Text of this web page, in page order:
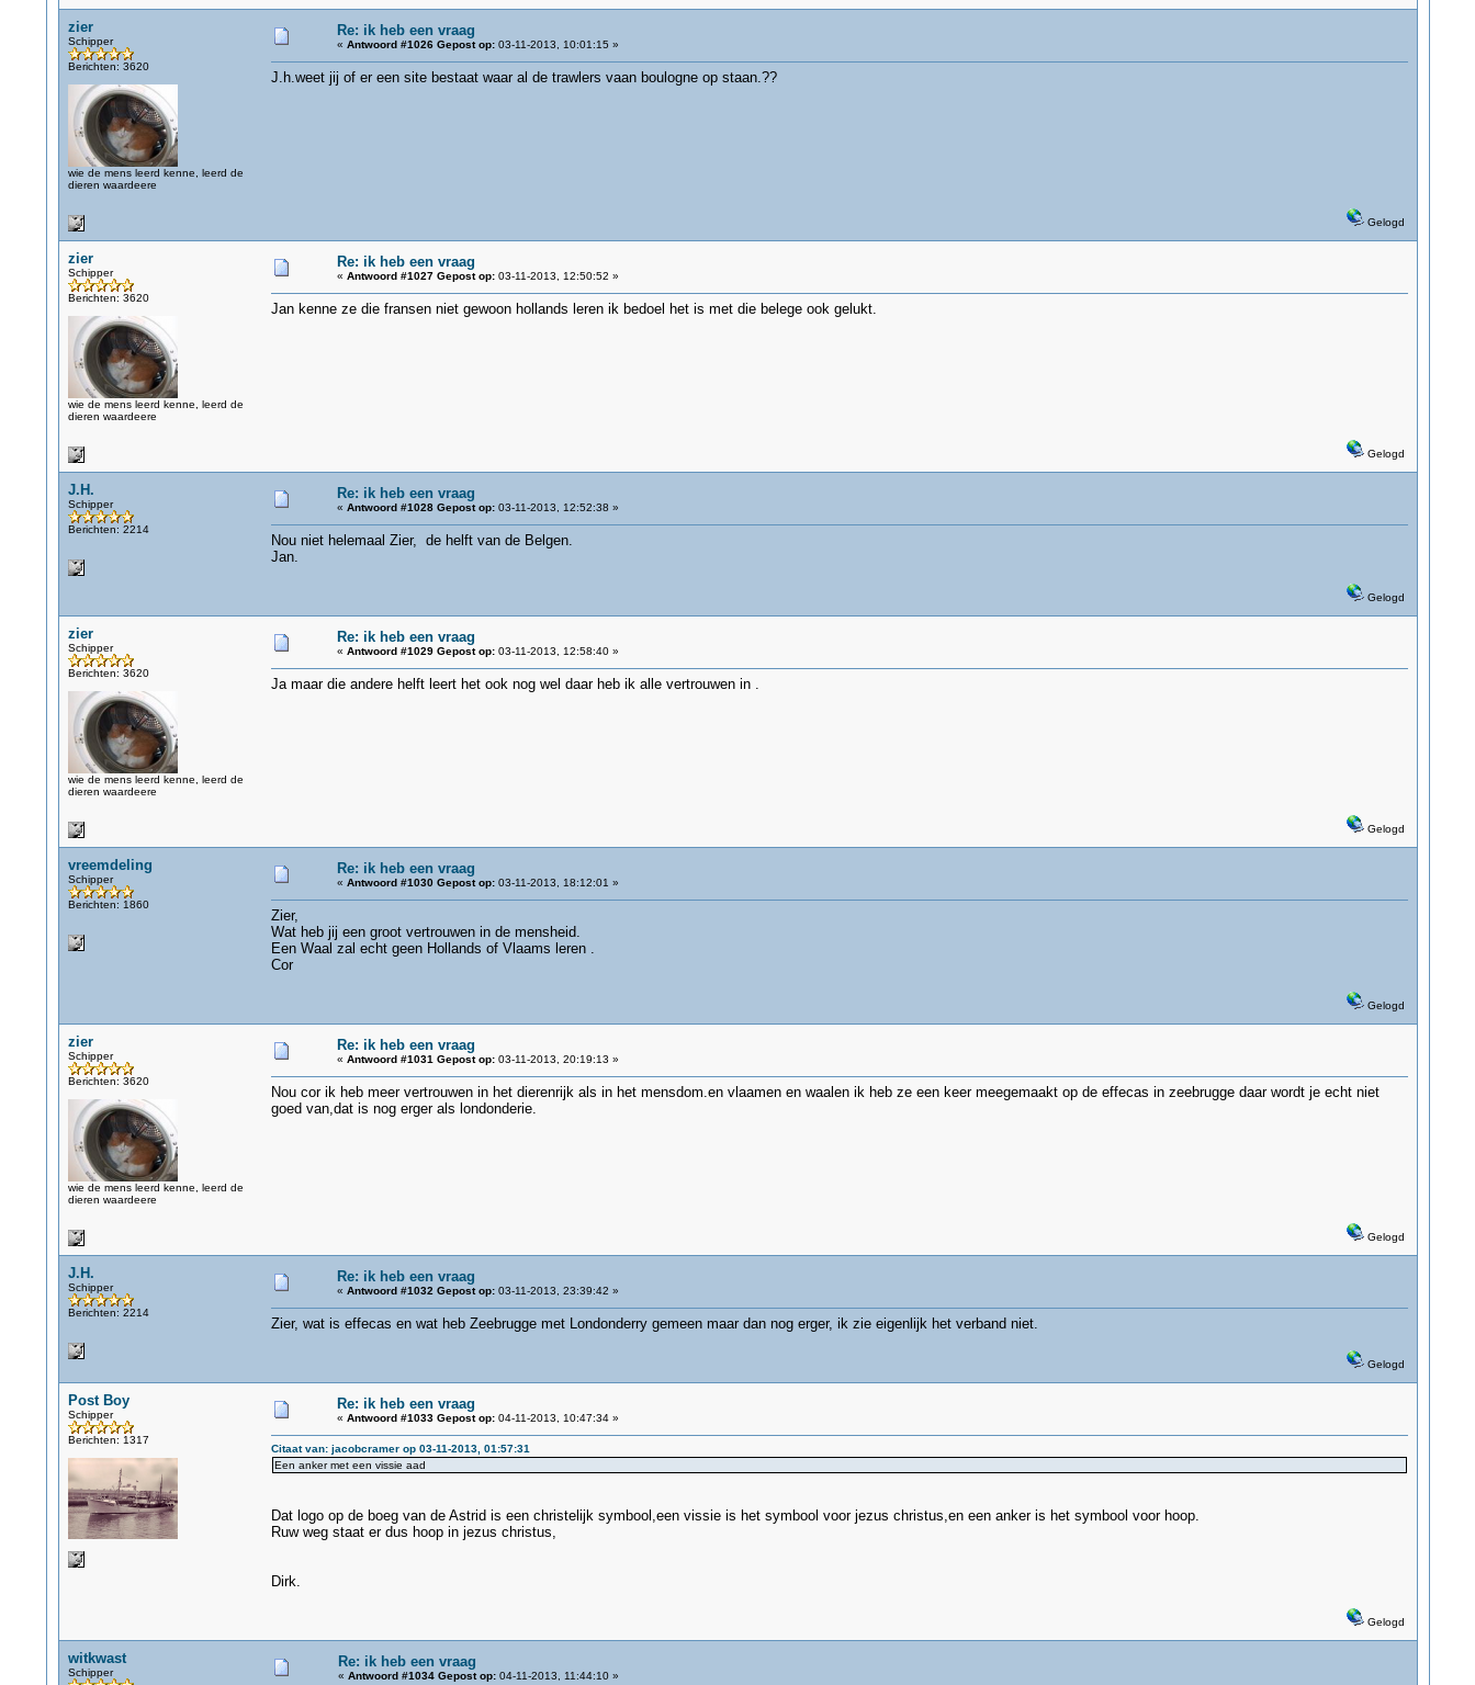
zier
Schipper
Berichten: 3620
wie de mens leerd kenne, leerd de
dieren waardeere
Re: ik heb een vraag
« Antwoord #1026 Gepost op:03-11-2013, 10:01:15 »
J.h.weet jij of er een site bestaat waar al de trawlers vaan boulogne op staan.??
Gelogd
zier
Schipper
Berichten: 3620
wie de mens leerd kenne, leerd de
dieren waardeere
Re: ik heb een vraag
« Antwoord #1027 Gepost op:03-11-2013, 12:50:52 »
Jan kenne ze die fransen niet gewoon hollands leren ik bedoel het is met die belege ook gelukt.
Gelogd
J.H.
Schipper
Berichten: 2214
Re: ik heb een vraag
« Antwoord #1028 Gepost op:03-11-2013, 12:52:38 »
Nou niet helemaal Zier, de helft van de Belgen.
Jan.
Gelogd
zier
Schipper
Berichten: 3620
wie de mens leerd kenne, leerd de
dieren waardeere
Re: ik heb een vraag
« Antwoord #1029 Gepost op:03-11-2013, 12:58:40 »
Ja maar die andere helft leert het ook nog wel daar heb ik alle vertrouwen in .
Gelogd
vreemdeling
Schipper
Berichten: 1860
Re: ik heb een vraag
« Antwoord #1030 Gepost op:03-11-2013, 18:12:01 »
Zier,
Wat heb jij een groot vertrouwen in de mensheid.
Een Waal zal echt geen Hollands of Vlaams leren .
Cor
Gelogd
zier
Schipper
Berichten: 3620
wie de mens leerd kenne, leerd de
dieren waardeere
Re: ik heb een vraag
« Antwoord #1031 Gepost op:03-11-2013, 20:19:13 »
Nou cor ik heb meer vertrouwen in het dierenrijk als in het mensdom.en vlaamen en waalen ik heb ze een keer meegemaakt op de effecas in zeebrugge daar wordt je echt niet
goed van,dat is nog erger als londonderie.
Gelogd
J.H.
Schipper
Berichten: 2214
Re: ik heb een vraag
« Antwoord #1032 Gepost op:03-11-2013, 23:39:42 »
Zier, wat is effecas en wat heb Zeebrugge met Londonderry gemeen maar dan nog erger, ik zie eigenlijk het verband niet.
Gelogd
Post Boy
Schipper
Berichten: 1317
Re: ik heb een vraag
« Antwoord #1033 Gepost op:04-11-2013, 10:47:34 »
Citaat van: jacobcramer op 03-11-2013, 01:57:31
Een anker met een vissie aad
Dat logo op de boeg van de Astrid is een christelijk symbool,een vissie is het symbool voor jezus christus,en een anker is het symbool voor hoop.
Ruw weg staat er dus hoop in jezus christus,
Dirk.
Gelogd
witkwast
Schipper
Re: ik heb een vraag
« Antwoord #1034 Gepost op:04-11-2013, 11:44:10 »